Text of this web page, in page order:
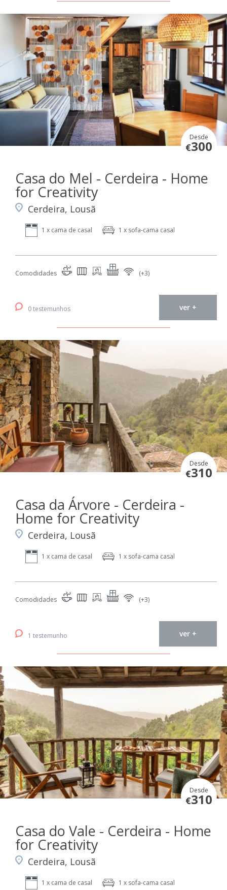
Desde
€300
Casa do Mel - Cerdeira - Home
for Creativity
Cerdeira, Lousã
1 x cama de casal 1 x sofa-cama casal
Comodidades (+3)
0 testemunhos ver +
Desde
€310
Casa da Árvore - Cerdeira -
Home for Creativity
Cerdeira, Lousã
1 x cama de casal 1 x sofa-cama casal
Comodidades (+3)
1 testemunho ver +
Desde
€310
Casa do Vale - Cerdeira - Home
for Creativity
Cerdeira, Lousã
1 x cama de casal 1 x sofa-cama casal